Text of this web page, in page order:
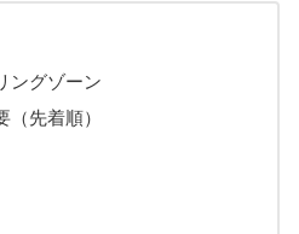
ングゾーン
（先着順）